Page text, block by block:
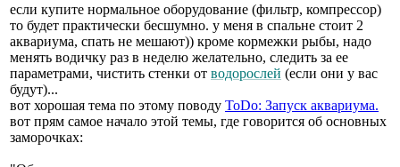
если купите нормальное оборудование (фильтр, компрессор)
то будет практически бесшумно. у меня в спальне стоит 2
аквариума, спать не мешают)) кроме кормежки рыбы, надо
менять водичку раз в неделю желательно, следить за ее
параметрами, чистить стенки от водорослей (если они у вас
будут)...
вот хорошая тема по этому поводу ToDo: Запуск аквариума.
вот прям самое начало этой темы, где говорится об основных
заморочках: